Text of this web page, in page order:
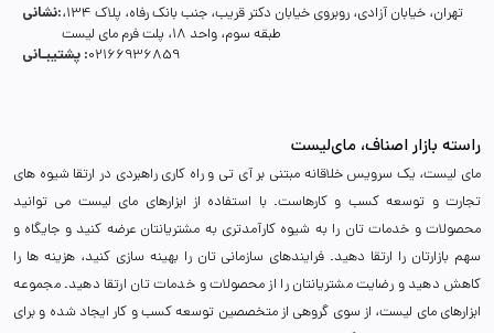
نشانی:تهران، خیابان آزادی، روبروی خیابان دکتر قریب، جنب بانک رفاه، پلاک 134،
طبقه سوم، واحد 18، پلت فرم مای لیست
پشتیبـانی :02166936859
راسته بازار اصناف، مای‌لیست
مای لیست، یک سرویس خلاقانه مبتنی بر آی تی و راه کاری راهبردی در ارتقا شیوه های
تجارت و توسعه کسب و کارهاست. با استفاده از ابزارهای مای لیست می توانید
محصولات و خدمات تان را به شیوه کارآمدتری به مشتریانتان عرضه کنید و جایگاه و
سهم بازارتان را ارتقا دهید. فرایندهای سازمانی تان را بهینه سازی کنید، هزینه ها را
کاهش دهید و رضایت مشتریانتان را از محصولات و خدمات تان ارتقا دهید. مجموعه
ابزارهای مای لیست، از سوی گروهی از متخصصین توسعه کسب و کار ایجاد شده و برای